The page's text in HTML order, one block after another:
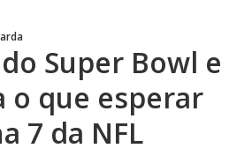
Super Bowl e
o que esperar
7 da NFL